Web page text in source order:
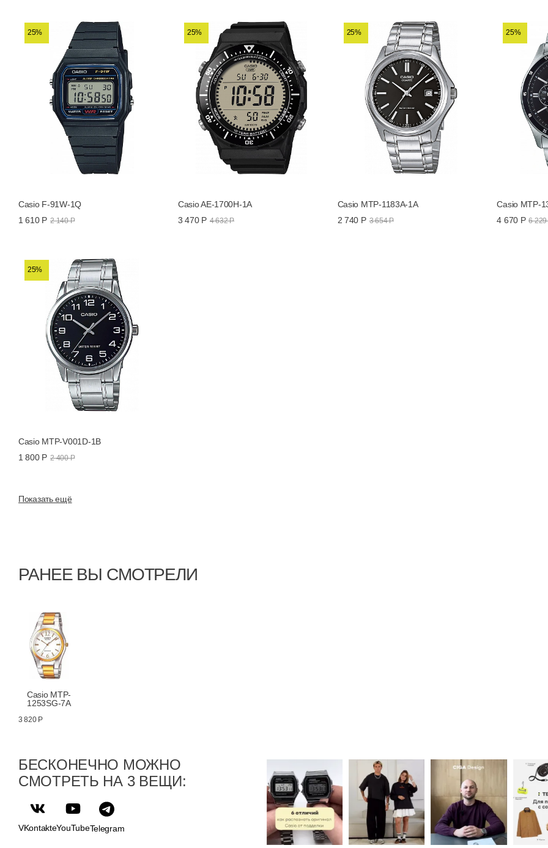
25%
Casio F-91W-1Q
1 610 Р 2 140 Р
25%
Casio AE-1700H-1A
3 470 Р 4 632 Р
25%
Casio MTP-1183A-1A
2 740 Р 3 654 Р
25%
Casio MTP-
4 670 Р 6
25%
Casio MTP-V001D-1B
1 800 Р 2 400 Р
Показать ещё
РАНЕЕ ВЫ СМОТРЕЛИ
Casio MTP-
1253SG-7A
3 820 Р
БЕСКОНЕЧНО МОЖНО
СМОТРЕТЬ НА 3 ВЕЩИ:
VKontakteYouTubeTelegram